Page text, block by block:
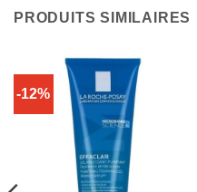
PRODUITS SIMILAIRES
-12%